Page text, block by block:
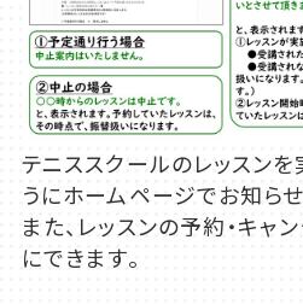
テニススクールのレッスン
うにホームページでお知らせ
また、レッスンの予約・キャ
にできます。